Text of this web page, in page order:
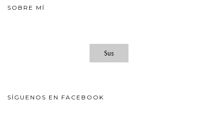
SOBRE MÍ
Sus
SÍGUENOS EN FACEBOOK